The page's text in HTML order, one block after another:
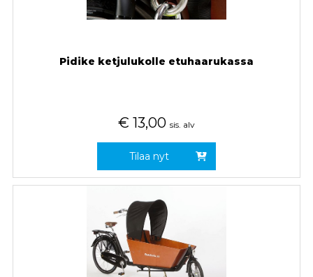
Pidike ketjulukolle etuhaarukassa
€ 13,00 sis. alv
Tilaa nyt